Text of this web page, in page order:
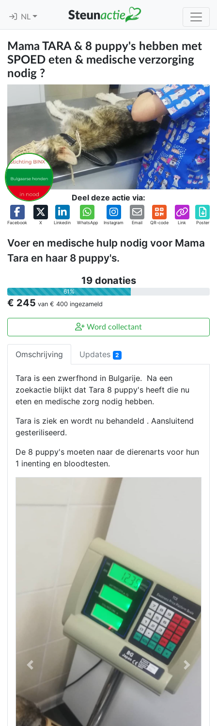
NL
Mama TARA & 8 puppy's hebben met
SPOED eten & medische verzorging
nodig ?
Deel deze actie via:
Facebook X Linkedin WhatsApp Instagram Email QR-code Link Poster
Voer en medische hulp nodig voor Mama
Tara en haar 8 puppy's.
19 donaties
61%
€ 245 van € 400 ingezameld
Word collectant
Omschrijving Updates 2
Previous Next
Tara is een zwerfhond in Bulgarije. Na een
zoekactie blijkt dat Tara 8 puppy's heeft die nu
eten en medische zorg nodig hebben.
Tara is ziek en wordt nu behandeld . Aansluitend
gesteriliseerd.
De 8 puppy's moeten naar de dierenarts voor hun
1 inenting en bloodtesten.